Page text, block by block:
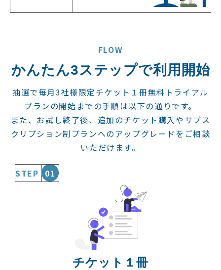
FLOW
かんたん3ステップで利用開始
抽選で毎月3社様限定チケット１冊無料トライアル
プランの開始までの手順は以下の通りです。
また、お試し終了後、追加のチケット購入やサブス
クリプション制プランへのアップグレードをご相談
いただけます。
STEP 01
チケット１冊